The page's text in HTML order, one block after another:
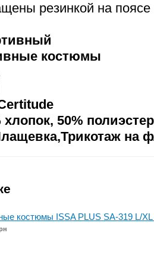
резинкой на
костюмы
хлопок, 50% полиэстер
на
костюмы ISSA PLUS SA-319 L/XL